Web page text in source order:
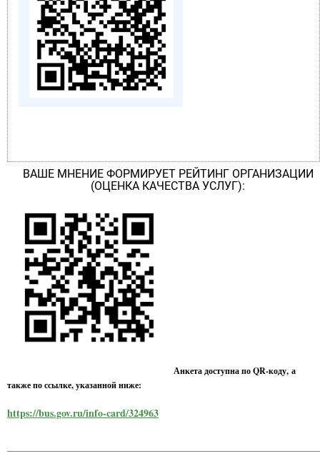
ВАШЕ МНЕНИЕ ФОРМИРУЕТ РЕЙТИНГ ОРГАНИЗАЦИИ
(ОЦЕНКА КАЧЕСТВА УСЛУГ):
Анкета доступна по QR-коду, а
также по ссылке, указанной ниже:
https://bus.gov.ru/info-card/324963